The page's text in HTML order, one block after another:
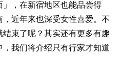
」，在新宿地区也能品尝得
近年来也深受女性喜爱。不
束了呢？其实还有更多有趣
我们将介绍只有行家才知道